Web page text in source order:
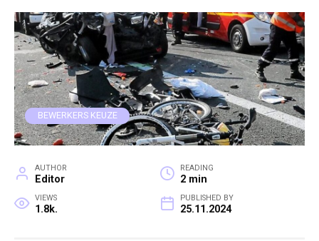
BEWERKERS KEUZE
AUTHOR
Editor
READING
2 min
VIEWS
1.8k.
PUBLISHED BY
25.11.2024